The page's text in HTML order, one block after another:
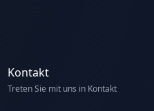
Kontakt
Treten Sie mit uns in Kontakt